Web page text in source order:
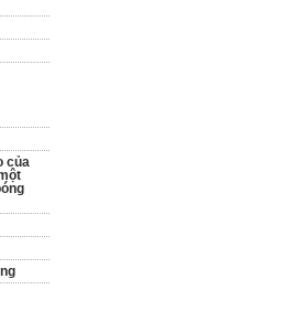
của